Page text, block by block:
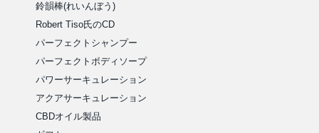
鈴韻棒(れいんぼう)
Robert Tiso氏のCD
パーフェクトシャンプー
パーフェクトボディソープ
パワーサーキュレーション
アクアサーキュレーション
CBDオイル製品